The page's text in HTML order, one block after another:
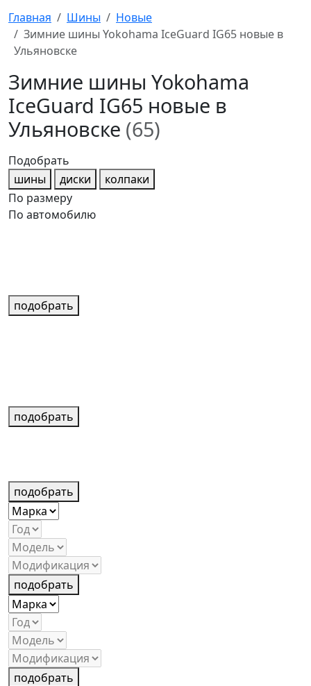
Главная Шины
Новые
Зимние шины Yokohama IceGuard IG65 новые в
Ульяновске
Зимние шины Yokohama
IceGuard IG65 новые в
Ульяновске (65)
Подобрать
шины
диски
колпаки
По размеру
По автомобилю
подобрать
подобрать
подобрать
подобрать
подобрать